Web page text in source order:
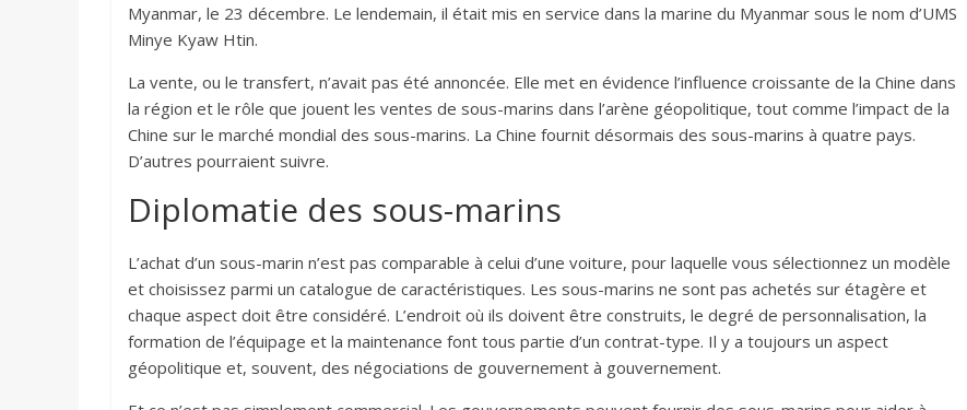
Myanmar, le 23 décembre. Le lendemain, il était mis en service dans la marine du Myanmar sous le nom d’UMS
Minye Kyaw Htin.
La vente, ou le transfert, n’avait pas été annoncée. Elle met en évidence l’influence croissante de la Chine dans
la région et le rôle que jouent les ventes de sous-marins dans l’arène géopolitique, tout comme l’impact de la
Chine sur le marché mondial des sous-marins. La Chine fournit désormais des sous-marins à quatre pays.
D’autres pourraient suivre.
Diplomatie des sous-marins
L’achat d’un sous-marin n’est pas comparable à celui d’une voiture, pour laquelle vous sélectionnez un modèle
et choisissez parmi un catalogue de caractéristiques. Les sous-marins ne sont pas achetés sur étagère et
chaque aspect doit être considéré. L’endroit où ils doivent être construits, le degré de personnalisation, la
formation de l’équipage et la maintenance font tous partie d’un contrat-type. Il y a toujours un aspect
géopolitique et, souvent, des négociations de gouvernement à gouvernement.